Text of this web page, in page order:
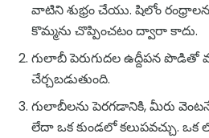
వాటిని శుభ్రం చేయు. షిలోం
కొమ్మను చొప్పించటం ద్వారా కాదు.
గులాబీ పెరుగుదల ఉద్దీపన
చేర్చబడుతుంది.
గులాబీలను పెరగడానికి, మీరు
లేదా ఒక కుండలో కలుపవచ్చు. ఒక